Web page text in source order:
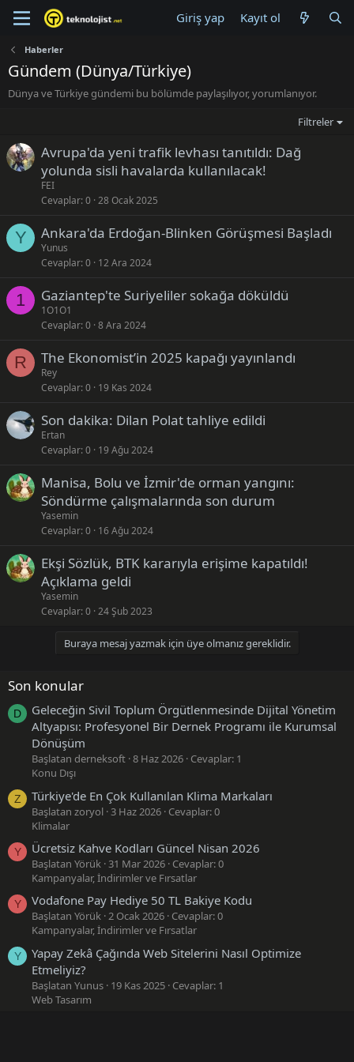
Giriş yap Kayıt ol
Haberler
Gündem (Dünya/Türkiye)
Dünya ve Türkiye gündemi bu bölümde paylaşılıyor, yorumlanıyor.
Filtreler
Avrupa'da yeni trafik levhası tanıtıldı: Dağ
yolunda sisli havalarda kullanılacak!
FEI
Cevaplar 0 28 Ocak 2025
Y Ankara'da Erdoğan-Blinken Görüşmesi Başladı
Yunus
Cevaplar 0 12 Ara 2024
1 Gaziantep'te Suriyeliler sokağa döküldü
1O1O1
Cevaplar 0 8 Ara 2024
R The Ekonomist’in 2025 kapağı yayınlandı
Rey
Cevaplar 0 19 Kas 2024
Son dakika: Dilan Polat tahliye edildi
Ertan
Cevaplar 0 19 Ağu 2024
Manisa, Bolu ve İzmir'de orman yangını:
Söndürme çalışmalarında son durum
Yasemin
Cevaplar 0 16 Ağu 2024
Ekşi Sözlük, BTK kararıyla erişime kapatıldı!
Açıklama geldi
Yasemin
Cevaplar 0 24 Şub 2023
Buraya mesaj yazmak için üye olmanız gereklidir.
Son konular
D
Geleceğin Sivil Toplum Örgütlenmesinde Dijital Yönetim
Altyapısı: Profesyonel Bir Dernek Programı ile Kurumsal
Dönüşüm
Başlatan derneksoft 8 Haz 2026 Cevaplar: 1
Konu Dışı
Z Türkiye'de En Çok Kullanılan Klima Markaları
Başlatan zoryol 3 Haz 2026 Cevaplar: 0
Klimalar
Y Ücretsiz Kahve Kodları Güncel Nisan 2026
Başlatan Yörük 31 Mar 2026 Cevaplar: 0
Kampanyalar, İndirimler ve Fırsatlar
Y Vodafone Pay Hediye 50 TL Bakiye Kodu
Başlatan Yörük 2 Ocak 2026 Cevaplar: 0
Kampanyalar, İndirimler ve Fırsatlar
Y
Yapay Zekâ Çağında Web Sitelerini Nasıl Optimize
Etmeliyiz?
Başlatan Yunus 19 Kas 2025 Cevaplar: 1
Web Tasarım